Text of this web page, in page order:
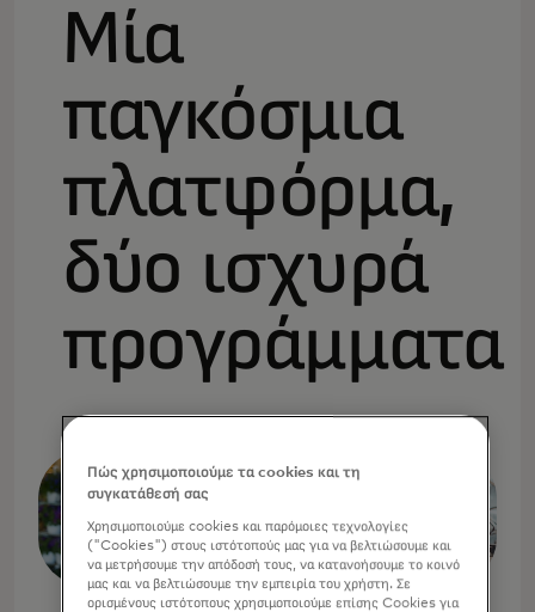
Μία
παγκόσμια
πλατφόρμα,
δύο ισχυρά
προγράμματα
Πώς χρησιμοποιούμε τα cookies και τη
συγκατάθεσή σας
Χρησιμοποιούμε cookies και παρόμοιες τεχνολογίες
("Cookies") στους ιστότοπούς μας για να βελτιώσουμε και
να μετρήσουμε την απόδοσή τους, να κατανοήσουμε το κοινό
μας και να βελτιώσουμε την εμπειρία του χρήστη. Σε
ορισμένους ιστότοπους χρησιμοποιούμε επίσης Cookies για